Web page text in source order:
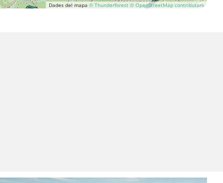
Dades del mapa © Thunderforest © OpenStreetMap contributors